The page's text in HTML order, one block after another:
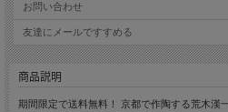
お問い合わせ
友達にメールですすめる
商品説明
期間限定で送料無料！ 京都で作陶する荒木漢